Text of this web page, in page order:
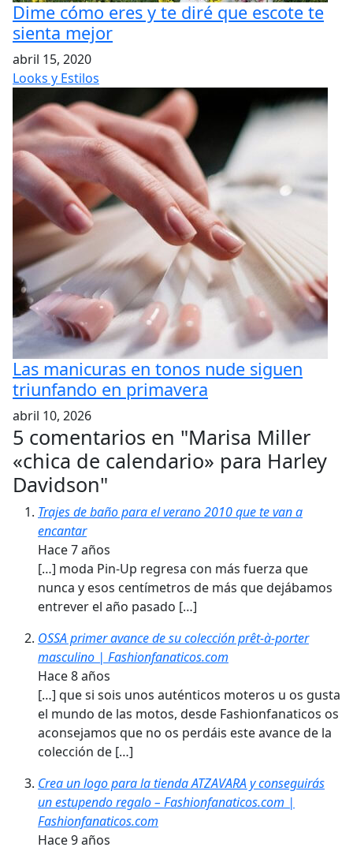
Dime cómo eres y te diré que escote te
sienta mejor
abril 15, 2020
Looks y Estilos
Las manicuras en tonos nude siguen
triunfando en primavera
abril 10, 2026
5 comentarios en "Marisa Miller
«chica de calendario» para Harley
Davidson"
Trajes de baño para el verano 2010 que te van a
encantar
Hace 7 años
[…] moda Pin-Up regresa con más fuerza que
nunca y esos centímetros de más que dejábamos
entrever el año pasado […]
OSSA primer avance de su colección prêt-à-porter
masculino | Fashionfanaticos.com
Hace 8 años
[…] que si sois unos auténticos moteros u os gusta
el mundo de las motos, desde Fashionfanaticos os
aconsejamos que no os perdáis este avance de la
colección de […]
Crea un logo para la tienda ATZAVARA y conseguirás
un estupendo regalo – Fashionfanaticos.com |
Fashionfanaticos.com
Hace 9 años